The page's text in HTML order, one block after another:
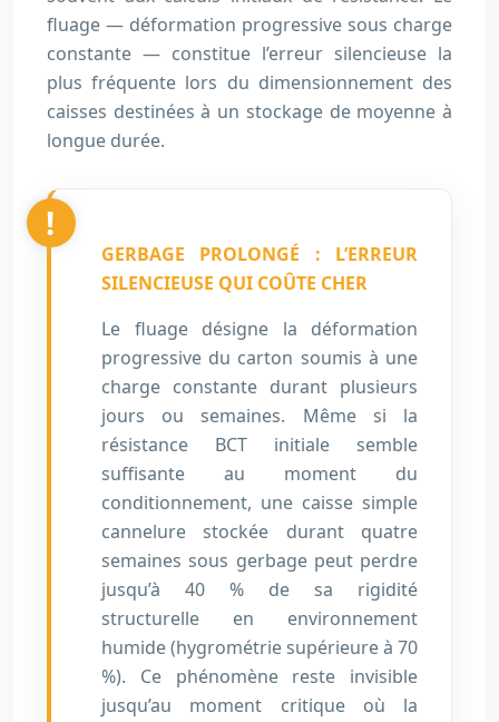
fluage — déformation progressive sous charge
constante — constitue l’erreur silencieuse la
plus fréquente lors du dimensionnement des
caisses destinées à un stockage de moyenne à
longue durée.
GERBAGE PROLONGÉ : L’ERREUR
SILENCIEUSE QUI COÛTE CHER
Le fluage désigne la déformation
progressive du carton soumis à une
charge constante durant plusieurs
jours ou semaines. Même si la
résistance BCT initiale semble
suffisante au moment du
conditionnement, une caisse simple
cannelure stockée durant quatre
semaines sous gerbage peut perdre
jusqu’à 40 % de sa rigidité
structurelle en environnement
humide (hygrométrie supérieure à 70
%). Ce phénomène reste invisible
jusqu’au moment critique où la